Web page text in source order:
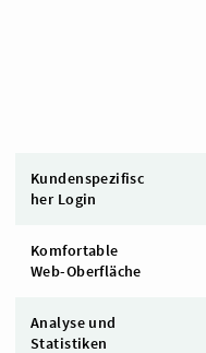
Kundenspezifisc
her Login
Komfortable
Web-Oberfläche
Analyse und
Statistiken